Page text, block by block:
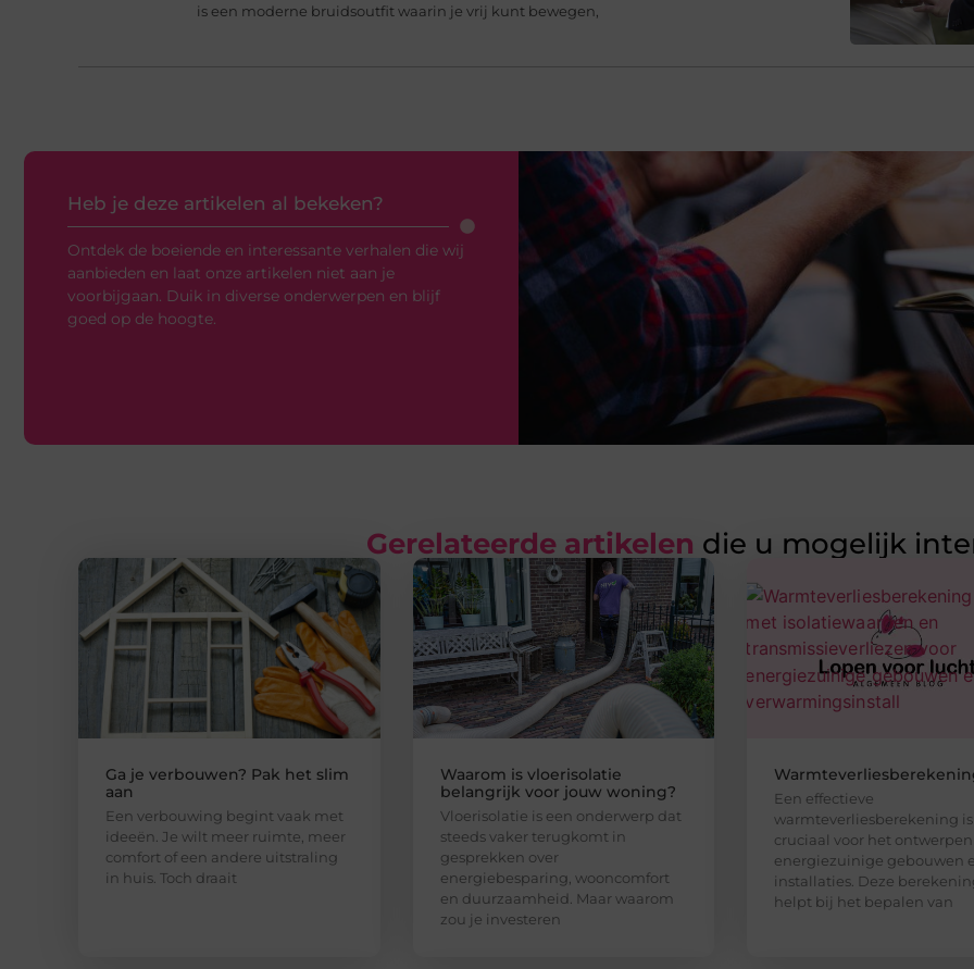
is een moderne bruidsoutfit waarin je vrij kunt bewegen,
Heb je deze artikelen al bekeken?
Ontdek de boeiende en interessante verhalen die wij
aanbieden en laat onze artikelen niet aan je
voorbijgaan. Duik in diverse onderwerpen en blijf
goed op de hoogte.
Gerelateerde artikelen die u mogelijk
Ga je verbouwen? Pak het slim
aan
Een verbouwing begint vaak met
ideeën. Je wilt meer ruimte, meer
comfort of een andere uitstraling
in huis. Toch draait
Waarom is vloerisolatie
belangrijk voor jouw woning?
Vloerisolatie is een onderwerp dat
steeds vaker terugkomt in
gesprekken over
energiebesparing, wooncomfort
en duurzaamheid. Maar waarom
zou je investeren
Een effectieve
warmteverliesberekening is
cruciaal voor het
energiezuinige gebouwen
installaties. Deze
helpt bij het bepalen van